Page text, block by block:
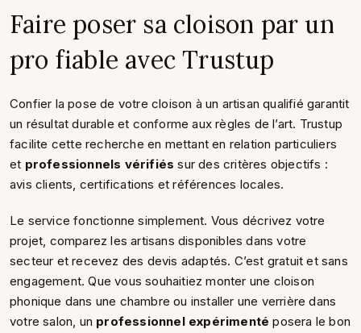
Faire poser sa cloison par un
pro fiable avec Trustup
Confier la pose de votre cloison à un artisan qualifié garantit
un résultat durable et conforme aux règles de l’art. Trustup
facilite cette recherche en mettant en relation particuliers
et professionnels vérifiés sur des critères objectifs :
avis clients, certifications et références locales.
Le service fonctionne simplement. Vous décrivez votre
projet, comparez les artisans disponibles dans votre
secteur et recevez des devis adaptés. C’est gratuit et sans
engagement. Que vous souhaitiez monter une cloison
phonique dans une chambre ou installer une verrière dans
votre salon, un professionnel expérimenté posera le bon